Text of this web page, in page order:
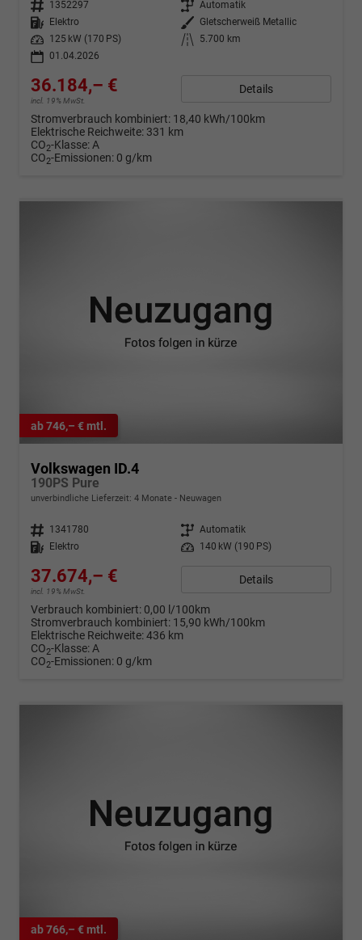
Fahrzeugnr. 1352297 Getriebe Automatik
Kraftstoff
Elektro Außenfarbe
Gletscherweiß Metallic
Leistung
125 kW (170 PS) Kilometerstand
5.700 km
01.04.2026
36.184,– €
incl. 19% MwSt.
Details
Stromverbrauch kombiniert: 18,40 kWh/100km
Elektrische Reichweite: 331 km
CO2-Klasse:A
CO2-Emissionen: 0 g/km
ab 746,– € mtl.
Volkswagen ID.4
190PS Pure
unverbindliche Lieferzeit: 4 Monate Neuwagen
Fahrzeugnr. 1341780 Getriebe Automatik
Kraftstoff
Elektro Leistung 140 kW (190 PS)
37.674,– €
incl. 19% MwSt.
Details
Verbrauch kombiniert: 0,00 l/100km
Stromverbrauch kombiniert: 15,90 kWh/100km
Elektrische Reichweite:436 km
CO2-Klasse:A
CO2-Emissionen: 0 g/km
ab 766,– € mtl.